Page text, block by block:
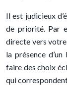
Il est judicieux
de priorité. Par
directe vers
la présence
faire des choix
qui